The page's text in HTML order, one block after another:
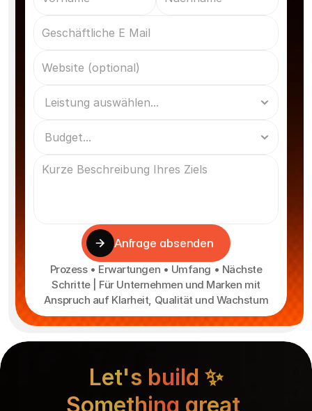
Anfrage absenden
Prozess • Erwartungen • Umfang • Nächste
Schritte | Für Unternehmen und Marken mit
Anspruch auf Klarheit, Qualität und Wachstum
Let's build ✨
Something great